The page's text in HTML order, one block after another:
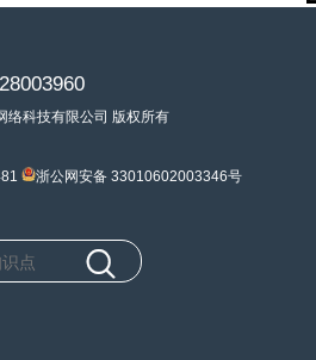
科技有限公司 版权所有
浙公网安备 33010602003346号